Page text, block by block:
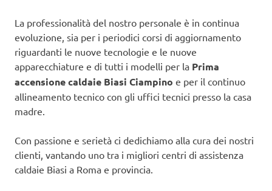
La professionalità del nostro personale è in continua
evoluzione, sia per i periodici corsi di aggiornamento
riguardanti le nuove tecnologie e le nuove
apparecchiature e di tutti i modelli per la Prima
accensione caldaie Biasi Ciampino e per il continuo
allineamento tecnico con gli uffici tecnici presso la casa
madre.
Con passione e serietà ci dedichiamo alla cura dei nostri
clienti, vantando uno tra i migliori centri di assistenza
caldaie Biasi a Roma e provincia.